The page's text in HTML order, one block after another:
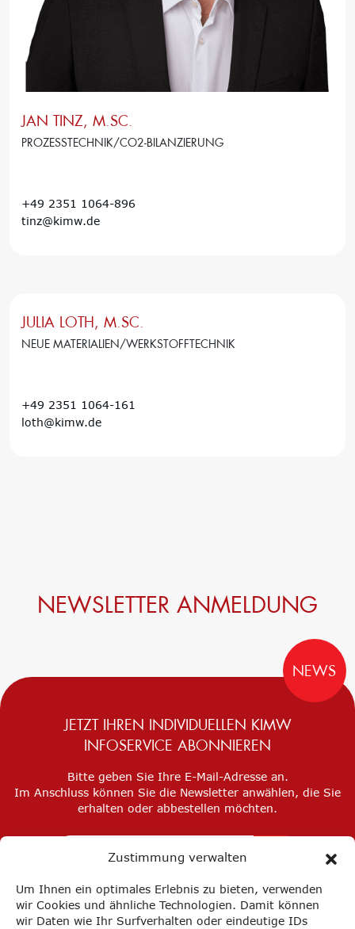
Zustimmung verwalten
Um Ihnen ein optimales Erlebnis zu bieten, verwenden
wir Cookies und ähnliche Technologien. Damit können
wir Daten wie Ihr Surfverhalten oder eindeutige IDs
JAN TINZ, M.SC.
PROZESSTECHNIK/CO2-BILANZIERUNG
+49 2351 1064-896
tinz@kimw.de
JULIA LOTH, M.SC.
NEUE MATERIALIEN/WERKSTOFFTECHNIK
+49 2351 1064-161
loth@kimw.de
NEWSLETTER ANMELDUNG
NEWS
JETZT IHREN INDIVIDUELLEN KIMW
INFOSERVICE ABONNIEREN
Bitte geben Sie Ihre E-Mail-Adresse an.
Im Anschluss können Sie die Newsletter anwählen, die Sie
erhalten oder abbestellen möchten.